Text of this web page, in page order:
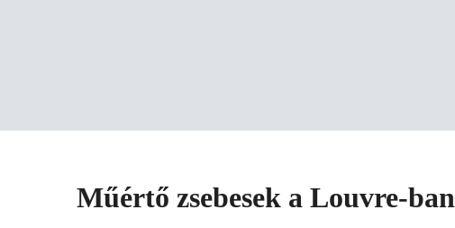
Műértő zsebesek a Louvre-ban